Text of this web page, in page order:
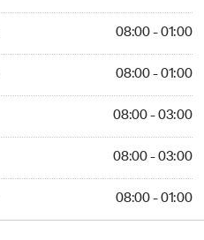
08:00 - 01:00
08:00 - 01:00
08:00 - 03:00
08:00 - 03:00
08:00 - 01:00